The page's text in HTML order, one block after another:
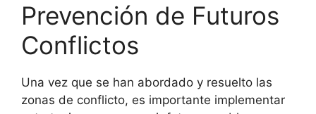
Prevención de Futuros
Conflictos
Una vez que se han abordado y resuelto las
zonas de conflicto, es importante implementar